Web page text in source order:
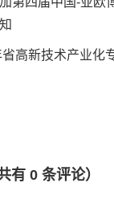
高新技术产业化
有 0 条评论）